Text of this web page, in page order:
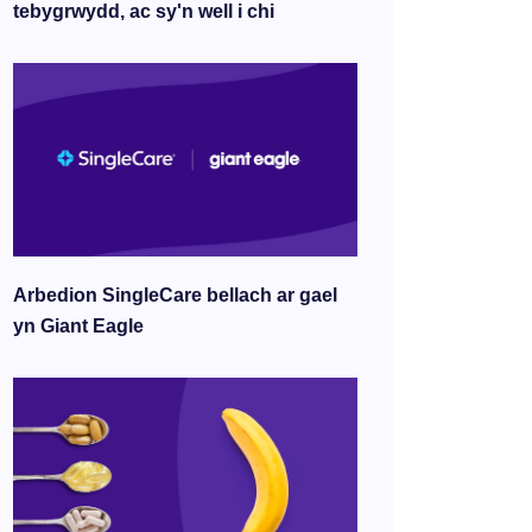
tebygrwydd, ac sy'n well i chi
Arbedion SingleCare bellach ar gael
yn Giant Eagle